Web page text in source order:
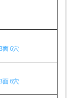
面 6穴
面 6穴